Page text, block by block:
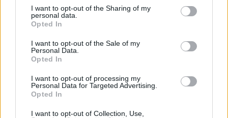
I want to opt-out of the Sharing of my
personal data.
Opted In
I want to opt-out of the Sale of my
Personal Data.
Opted In
I want to opt-out of processing my
Personal Data for Targeted Advertising.
Opted In
I want to opt-out of Collection, Use,
Ολοκληρώθηκε η πλακόστρωση
Η παρέμβαση στην οδό Σοφού
Βενιαμίν – Μάρμαρο όπως
αναφέρει ο δήμαρχος Μυτιλήνης
ΔΡΑΣΕΙΣ